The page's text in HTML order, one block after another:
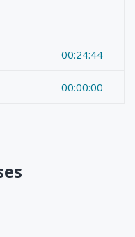
00:24:44
00:00:00